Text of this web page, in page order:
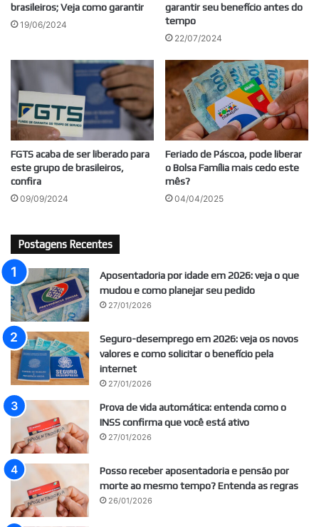
brasileiros; Veja como garantir
19/06/2024
garantir seu benefício antes do
tempo
22/07/2024
FGTS acaba de ser liberado para
este grupo de brasileiros,
confira
09/09/2024
Feriado de Páscoa, pode liberar
o Bolsa Família mais cedo este
mês?
04/04/2025
Postagens Recentes
Aposentadoria por idade em 2026: veja o que
mudou e como planejar seu pedido
27/01/2026
Seguro-desemprego em 2026: veja os novos
valores e como solicitar o benefício pela
internet
27/01/2026
Prova de vida automática: entenda como o
INSS confirma que você está ativo
27/01/2026
Posso receber aposentadoria e pensão por
morte ao mesmo tempo? Entenda as regras
26/01/2026